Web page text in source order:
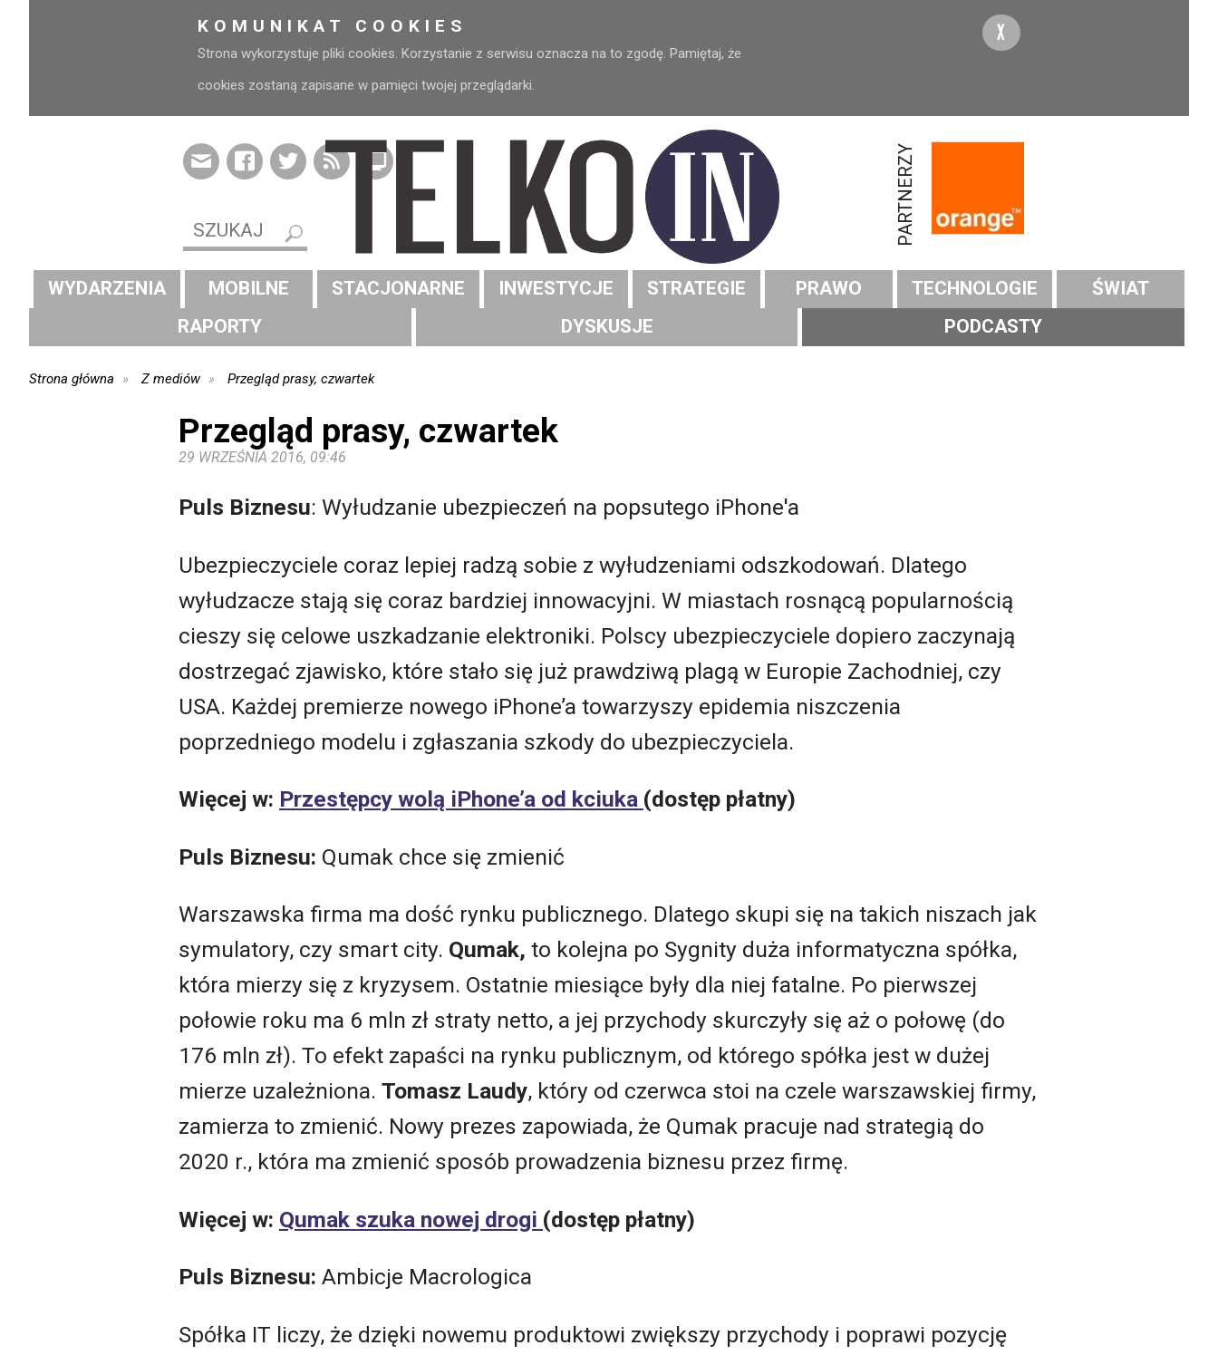
KOMUNIKAT COOKIES
Strona wykorzystuje pliki cookies. Korzystanie z serwisu oznacza na to zgodę. Pamiętaj, że
cookies zostaną zapisane w pamięci twojej przeglądarki.
X
PARTNERZY
WYDARZENIA MOBILNE STACJONARNE INWESTYCJE STRATEGIE PRAWO TECHNOLOGIE
ŚWIAT
RAPORTY
DYSKUSJE PODCASTY
Strona główna Z mediów Przegląd prasy, czwartek
Przegląd prasy, czwartek
29 WRZEŚNIA 2016, 09:46
Puls Biznesu: Wyłudzanie ubezpieczeń na popsutego iPhone'a
Ubezpieczyciele coraz lepiej radzą sobie z wyłudzeniami odszkodowań. Dlatego
wyłudzacze stają się coraz bardziej innowacyjni. W miastach rosnącą popularnością
cieszy się celowe uszkadzanie elektroniki. Polscy ubezpieczyciele dopiero zaczynają
dostrzegać zjawisko, które stało się już prawdziwą plagą w Europie Zachodniej, czy
USA. Każdej premierze nowego iPhone’a towarzyszy epidemia niszczenia
poprzedniego modelu i zgłaszania szkody do ubezpieczyciela.
Więcej w: Przestępcy wolą iPhone’a od kciuka (dostęp płatny)
Puls Biznesu: Qumak chce się zmienić
Warszawska firma ma dość rynku publicznego. Dlatego skupi się na takich niszach jak
symulatory, czy smart city. Qumak, to kolejna po Sygnity duża informatyczna spółka,
która mierzy się z kryzysem. Ostatnie miesiące były dla niej fatalne. Po pierwszej
połowie roku ma 6 mln zł straty netto, a jej przychody skurczyły się aż o połowę (do
176 mln zł). To efekt zapaści na rynku publicznym, od którego spółka jest w dużej
mierze uzależniona. Tomasz Laudy, który od czerwca stoi na czele warszawskiej firmy,
zamierza to zmienić. Nowy prezes zapowiada, że Qumak pracuje nad strategią do
2020 r., która ma zmienić sposób prowadzenia biznesu przez firmę.
Więcej w: Qumak szuka nowej drogi (dostęp płatny)
Puls Biznesu: Ambicje Macrologica
Spółka IT liczy, że dzięki nowemu produktowi zwiększy przychody i poprawi pozycję